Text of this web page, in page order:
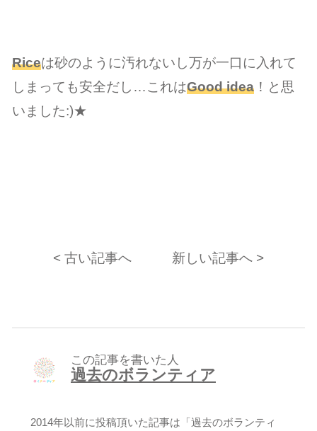
Riceは砂のように汚れないし万が一口に入れて
しまっても安全だし…これはGood idea ！と思
いました:)★
< 古い記事へ 新しい記事へ >
この記事を書いた人
過去のボランティア
2014年以前に投稿頂いた記事は「過去のボランティ